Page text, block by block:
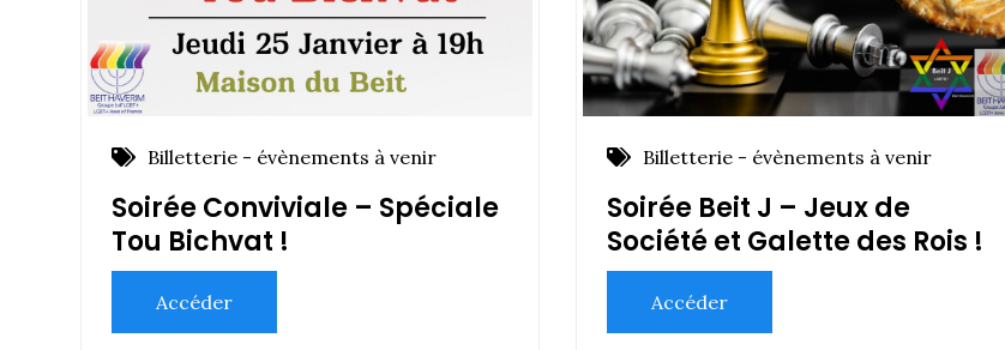
Billetterie - évènements à venir
Soirée Conviviale – Spéciale
Tou Bichvat !
Accéder
Billetterie - évènements à venir
Soirée Beit J – Jeux de
Société et Galette des Rois !
Accéder